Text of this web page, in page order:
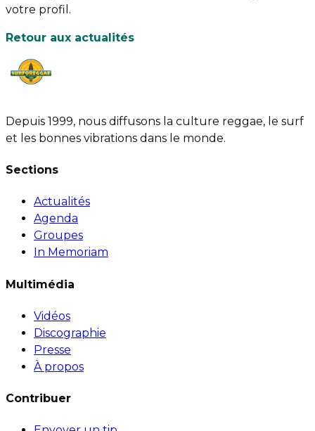
votre profil.
Retour aux actualités
Depuis 1999, nous diffusons la culture reggae, le surf
et les bonnes vibrations dans le monde.
Sections
Actualités
Agenda
Groupes
In Memoriam
Multimédia
Vidéos
Discographie
Presse
À propos
Contribuer